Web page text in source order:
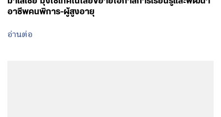
อาชีพคนพิการ-ผู้สูงอายุ
อ่านต่อ